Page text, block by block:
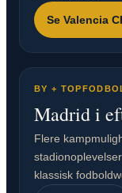
Se Valencia
BY +
Madrid i
Flere
klassisk